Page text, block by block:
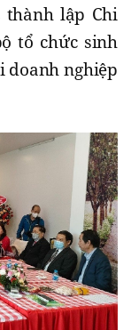
lập Chi
tổ chức sinh
doanh nghiệp